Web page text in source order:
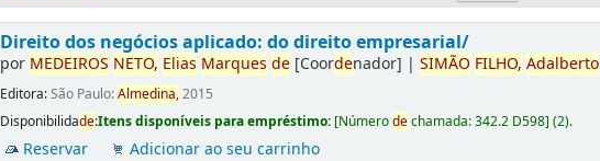
Direito dos negócios aplicado: do direito empresarial/
por MEDEIROS NETO, Elias Marques de [Coordenador] |SIMÃO FILHO, Adalberto
Editora:São Paulo:Almedina,2015
Disponibilidade:Itens disponíveis para empréstimo: [Númerodechamada:342.2 D598](2).
Reservar Adicionar ao seu carrinho